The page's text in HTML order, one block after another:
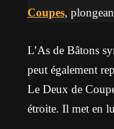
Coupes,
L’As de Bâtons
peut également
Le Deux de
étroite. Il met en